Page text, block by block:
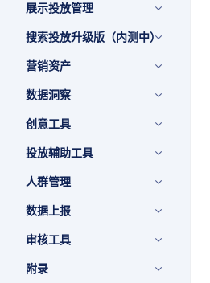
展示投放管理
搜索投放升级版（内测中）
营销资产
数据洞察
创意工具
投放辅助工具
人群管理
数据上报
审核工具
附录